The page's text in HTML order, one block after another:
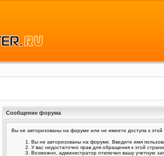
Сообщение форума
Вы не авторизованы на форуме или не имеете доступа к
Вы не авторизованы на форуме. Введите имя
У вас недостаточно прав для обращения к этой
Возможно, администратор отключил вашу учетную